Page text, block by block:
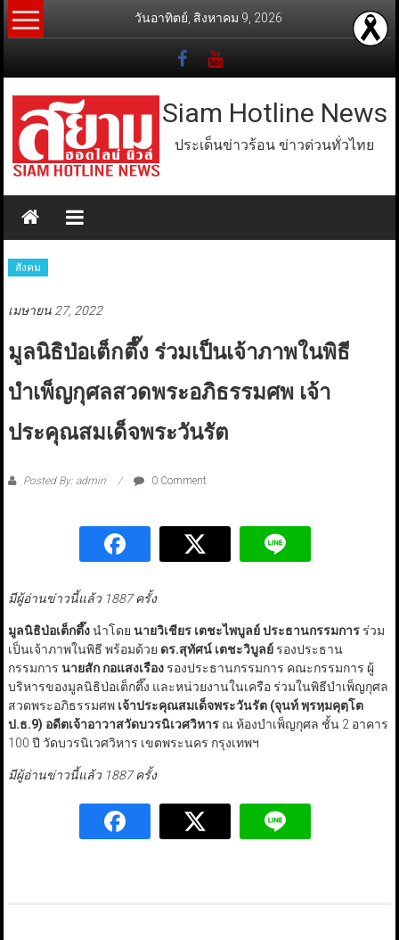
Skip
to
วันอาทิตย์, สิงหาคม 9, 2026
Siam Hotline News
ประเด็นข่าวร้อน ข่าวด่วนทั่วไทย
สังคม
เมษายน 27, 2022
มูลนิธิป่อเต็กตึ๊ง ร่วมเป็นเจ้าภาพในพิธี
บำเพ็ญกุศลสวดพระอภิธรรมศพ เจ้า
ประคุณสมเด็จพระวันรัต
Posted By: admin 0 Comment
มีผู้อ่านข่าวนี้แล้ว 1887 ครั้ง
มูลนิธิป่อเต็กตึ๊งนำโดย นายวิเชียร เตชะไพบูลย์ ประธานกรรมการร่วม
เป็นเจ้าภาพในพิธี พร้อมด้วย ดร.สุทัศน์ เตชะวิบูลย์รองประธาน
กรรมการ นายสัก กอแสงเรืองรองประธานกรรมการ คณะกรรมการ ผู้
บริหารของมูลนิธิป่อเต็กตึ๊ง และหน่วยงานในเครือ ร่วมในพิธีบำเพ็ญกุศล
สวดพระอภิธรรมศพ เจ้าประคุณสมเด็จพระวันรัต (จุนท์ พฺรหฺมคุตฺโต
ป.ธ.9) อดีตเจ้าอาวาสวัดบวรนิเวศวิหาร ณ ห้องบำเพ็ญกุศล ชั้น 2 อาคาร
100 ปี วัดบวรนิเวศวิหาร เขตพระนคร กรุงเทพฯ
มีผู้อ่านข่าวนี้แล้ว 1887 ครั้ง